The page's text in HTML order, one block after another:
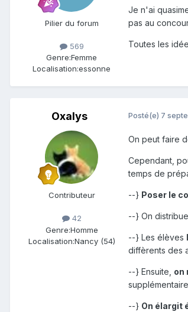
Pilier du forum
569
Genre:Femme
Localisation:essonne
Je n'ai
pas au
Toutes les
Oxalys
Contributeur
42
Genre:Homme
Localisation:Nancy (54)
Posté(e) 7
On peut faire
Cependant,
temps de
--} Poser le
--} On
--} Les élèves
diffèrents des
--} Ensuite, on
--} On élargit